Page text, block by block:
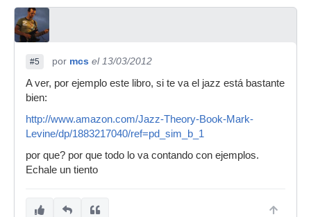
#5 por mcs el 13/03/2012
A ver, por ejemplo este libro, si te va el jazz está bastante
bien:
http://www.amazon.com/Jazz-Theory-Book-Mark-
Levine/dp/1883217040/ref=pd_sim_b_1
por que? por que todo lo va contando con ejemplos.
Echale un tiento